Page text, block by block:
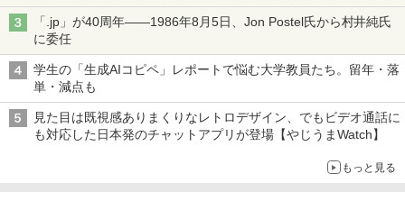
ル TIVIP」
「.jp」が40周年――1986年8月5日、Jon Postel氏から村井純氏
に委任
学生の「生成AIコピペ」レポートで悩む大学教員たち。留年・落
単・減点も
見た目は既視感ありまくりなレトロデザイン、でもビデオ通話に
も対応した日本発のチャットアプリが登場【やじうまWatch】
もっと見る